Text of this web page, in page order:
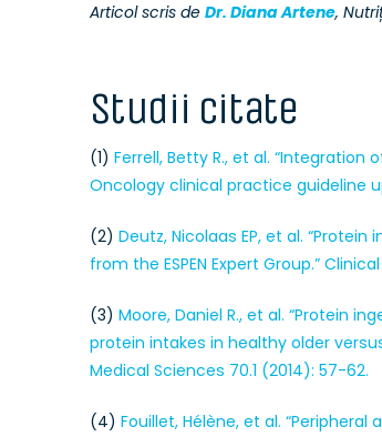
Articol scris de Dr. Diana Artene,
Studii citate
(1) Ferrell, Betty R., et al.
Oncology clinical practice guideline
(2) Deutz, Nicolaas EP, et al.
from the ESPEN Expert Group.”
(3) Moore, Daniel R., et al. “Protein
protein intakes in healthy older
Medical Sciences 70.1 (2014): 57-62.
(4) Fouillet, Hélène, et al.